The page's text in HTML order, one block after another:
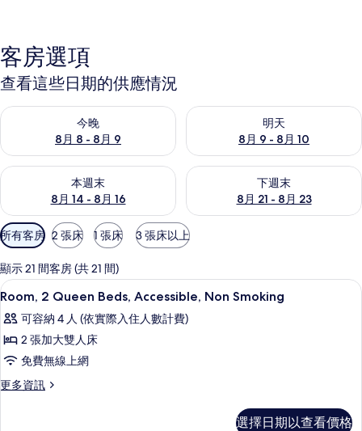
客房選項
查看這些日期的供應情況
今晚
8月 8 - 8月 9
查看今晚 (8月 8 - 8月 9) 的供應情況
明天
8月 9 - 8月 10
查看明天 (8月 9 - 8月 10) 的供
本週末
8月 14 - 8月 16
查看本週末 (8月 14 - 8月 16) 的供應情況
下週末
8月 21 - 8月 23
查看下週末 (8月 21 - 8月 23)
可
用
的
客
房
篩
選
條
所有客房 2 張床 1 張床 3 張床以上
顯示 21 間客房 (共 21 間)
顯
示
Room,
2
Queen
Beds,
客房內保險箱、書桌、筆電工作空間
3
Room, 2 Queen Beds, Accessible, Non Smoking
可容納 4 人 (依實際入住人數計費)
2 張加大雙人床
免費無線上網
更多資訊
更
選擇日期以查看價格